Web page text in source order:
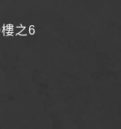
之6